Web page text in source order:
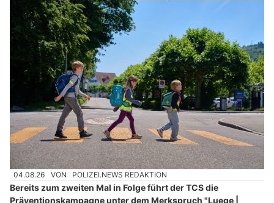
04.08.26 VON POLIZEI.NEWS REDAKTION
Bereits zum zweiten Mal in Folge führt der TCS die
Präventionskampagne unter dem Merkspruch "Luege |